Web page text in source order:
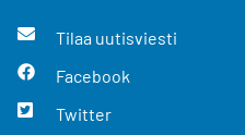
Tilaa uutisviesti
Facebook
Twitter